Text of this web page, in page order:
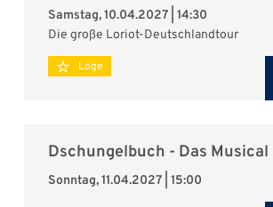
Samstag, 10.04.2027 | 14:30
Die große Loriot-Deutschlandtour
Loge
Dschungelbuch - Das Musical
Sonntag, 11.04.2027 | 15:00